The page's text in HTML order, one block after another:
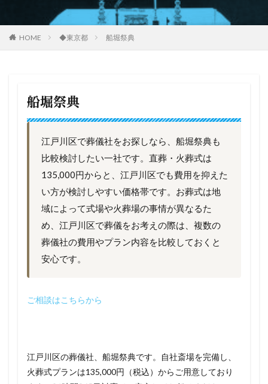
HOME ◆東京都 船堀祭典
船堀祭典
江戸川区で葬儀社をお探しなら、船堀祭典も
比較検討したい一社です。直葬・火葬式は
135,000円からと、江戸川区でも費用を抑えた
い方が検討しやすい価格帯です。お葬式は地
域によって式場や火葬場の事情が異なるた
め、江戸川区で葬儀をお考えの際は、複数の
葬儀社の費用やプラン内容を比較しておくと
安心です。
ご相談はこちらから
江戸川区の葬儀社、船堀祭典です。自社斎場を完備し、
火葬式プランは135,000円（税込）からご用意しており